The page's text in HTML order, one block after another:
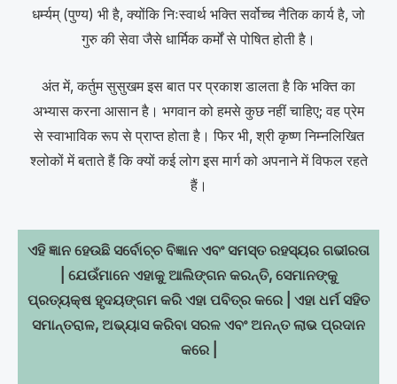
धर्म्यम् (पुण्य) भी है, क्योंकि निःस्वार्थ भक्ति सर्वोच्च नैतिक कार्य है, जो
गुरु की सेवा जैसे धार्मिक कर्मों से पोषित होती है।
अंत में, कर्तुम सुसुखम इस बात पर प्रकाश डालता है कि भक्ति का
अभ्यास करना आसान है। भगवान को हमसे कुछ नहीं चाहिए; वह प्रेम
से स्वाभाविक रूप से प्राप्त होता है। फिर भी, श्री कृष्ण निम्नलिखित
श्लोकों में बताते हैं कि क्यों कई लोग इस मार्ग को अपनाने में विफल रहते
हैं।
ଏହି ଜ୍ଞାନ ହେଉଛି ସର୍ବୋଚ୍ଚ ବିଜ୍ଞାନ ଏବଂ ସମସ୍ତ ରହସ୍ୟର ଗଭୀରତା
| ଯେଉଁମାନେ ଏହାକୁ ଆଲିଙ୍ଗନ କରନ୍ତି, ସେମାନଙ୍କୁ
ପ୍ରତ୍ୟକ୍ଷ ହୃଦୟଙ୍ଗମ କରି ଏହା ପବିତ୍ର କରେ | ଏହା ଧର୍ମ ସହିତ
ସମାନ୍ତରାଳ, ଅଭ୍ୟାସ କରିବା ସରଳ ଏବଂ ଅନନ୍ତ ଲାଭ ପ୍ରଦାନ
କରେ |